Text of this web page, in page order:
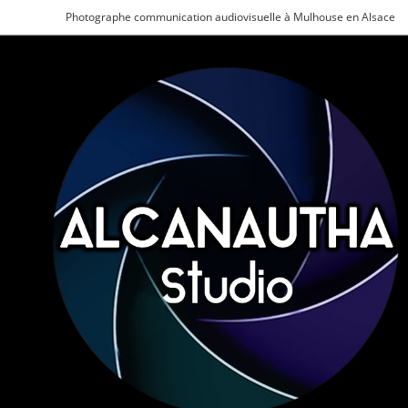
Photographe communication audiovisuelle à Mulhouse en Alsace